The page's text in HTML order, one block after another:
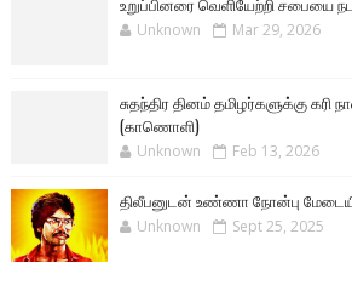
Unknown Mar 29, 2026
சுதந்திர தினம் தமிழர்களுக்கு
(காணொளி)
Unknown Feb 13, 2026
திலீபனுடன் உண்ணா நோன்பு
Unknown Sept 25, 2025